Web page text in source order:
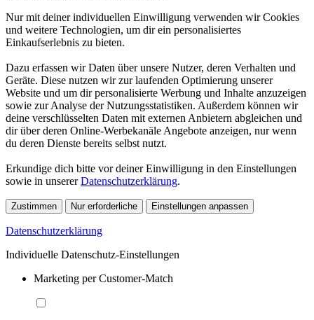
Nur mit deiner individuellen Einwilligung verwenden wir Cookies
und weitere Technologien, um dir ein personalisiertes
Einkaufserlebnis zu bieten.
Dazu erfassen wir Daten über unsere Nutzer, deren Verhalten und
Geräte. Diese nutzen wir zur laufenden Optimierung unserer
Website und um dir personalisierte Werbung und Inhalte anzuzeigen
sowie zur Analyse der Nutzungsstatistiken. Außerdem können wir
deine verschlüsselten Daten mit externen Anbietern abgleichen und
dir über deren Online-Werbekanäle Angebote anzeigen, nur wenn
du deren Dienste bereits selbst nutzt.
Erkundige dich bitte vor deiner Einwilligung in den Einstellungen
sowie in unsererDatenschutzerklärung.
Zustimmen Nur erforderliche Einstellungen anpassen
Datenschutzerklärung
Individuelle Datenschutz-Einstellungen
Marketing per Customer-Match